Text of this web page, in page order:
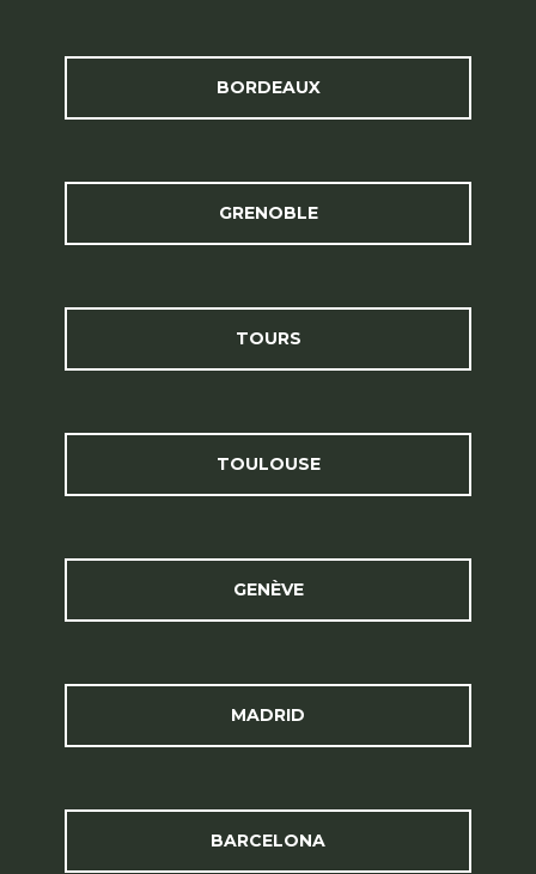
BORDEAUX
GRENOBLE
TOURS
TOULOUSE
GENÈVE
MADRID
BARCELONA